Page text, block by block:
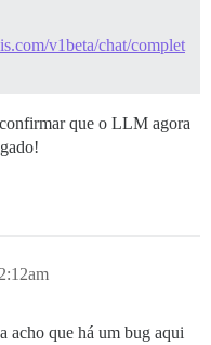
v1beta/chat/complet
que o LLM agora
acho que há um bug aqui